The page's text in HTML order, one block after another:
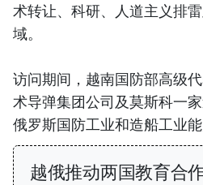
术转让、科研、人道主义排
域。
访问期间，越南国防部高级
术导弹集团公司及莫斯科一
俄罗斯国防工业和造船工业能
越俄推动两国教育合